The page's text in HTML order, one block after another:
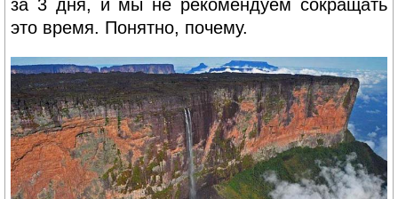
за 3 дня, и мы не рекомендуем сокращать
это время. Понятно, почему.